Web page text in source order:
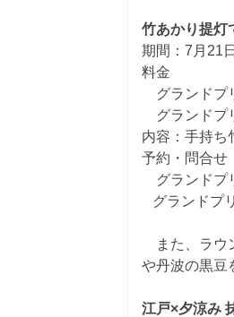
竹あかり提灯
期間：7月21
料金
グランドプ
グランドプ
内容：手持ち
予約・問合せ
グランドプ
グランドプ
また、ラウ
や丹波の黒豆
江戸×夕涼み